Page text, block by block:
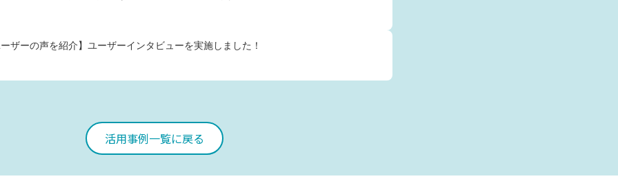
ザーの声を紹介】ユーザーインタビューを実施しました！
活用事例一覧に戻る